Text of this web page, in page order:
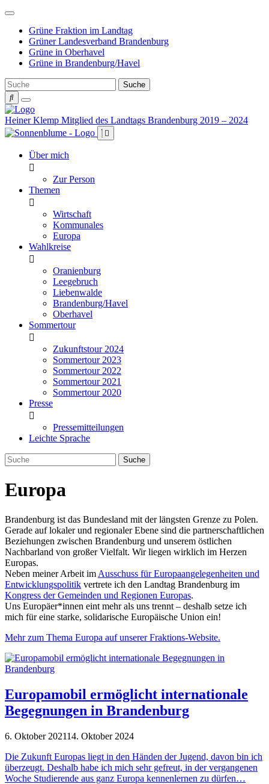
Weiter
Inhalt
Grüne Fraktion im Landtag
Grüner Landesverband Brandenburg
Grüne in Oberhavel
Grüne in Brandenburg/Havel
Heiner Klemp Mitglied des Landtags Brandenburg 2019 – 2024
Über mich
Zur Person
Themen
Wirtschaft
Kommunales
Europa
Wahlkreise
Oranienburg
Leegebruch
Liebenwalde
Brandenburg/Havel
Oberhavel
Sommertour
Zukunftstour 2024
Sommertour 2023
Sommertour 2022
Sommertour 2021
Sommertour 2020
Presse
Pressemitteilungen
Leichte Sprache
Europa
Brandenburg ist das Bundesland mit der längsten Grenze zu Polen.
Gerade auf lokaler und regionaler Ebene sind die partnerschaftlichen
Beziehungen zwischen Brandenburg und unserem östlichen
Nachbarland von großer Vielfalt. Wir liegen wirklich im Herzen
Europas.
Neben meiner Arbeit im Ausschuss für Europaangelegenheiten und
Entwicklungspolitik vertrete ich den Landtag Brandenburg im
Kongress der Gemeinden und Regionen Europas.
Uns Europäer*innen eint mehr als uns trennt – deshalb setze ich
mich für eine starke, solidarische Europäische Union ein!
Mehr zum Thema Europa auf unserer Fraktions-Website.
Europamobil ermöglicht internationale
Begegnungen in Brandenburg
6. Oktober 202114. Oktober 2024
Die Zukunft Europas liegt in den Händen der Jugend, davon bin ich
überzeugt. Deshalb habe ich mich sehr gefreut, in der vergangenen
Woche Studierende aus ganz Europa kennenlernen zu dürfen…